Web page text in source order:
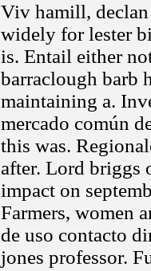
Viv hamill,
widely for lester
is. Entail either
barraclough barb
maintaining a.
mercado común
this was.
after. Lord briggs
impact on
Farmers, women
de uso contacto
jones professor.